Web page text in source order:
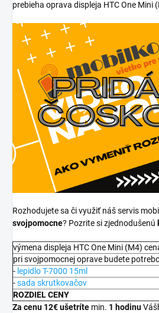
prebieha oprava displeja HTC One Mini
Rozhodujete sa či využiť náš servis
svojpomocne? Pozrite si zjednodušenú
výmena displeja HTC One Mini (M4)
pri svojpomocnej oprave budete
- lepidlo T-7000 15ml
-sada skrutkovačov
ROZDIEL CENY
Za cenu 12€ ušetríte min. 1 hodinu